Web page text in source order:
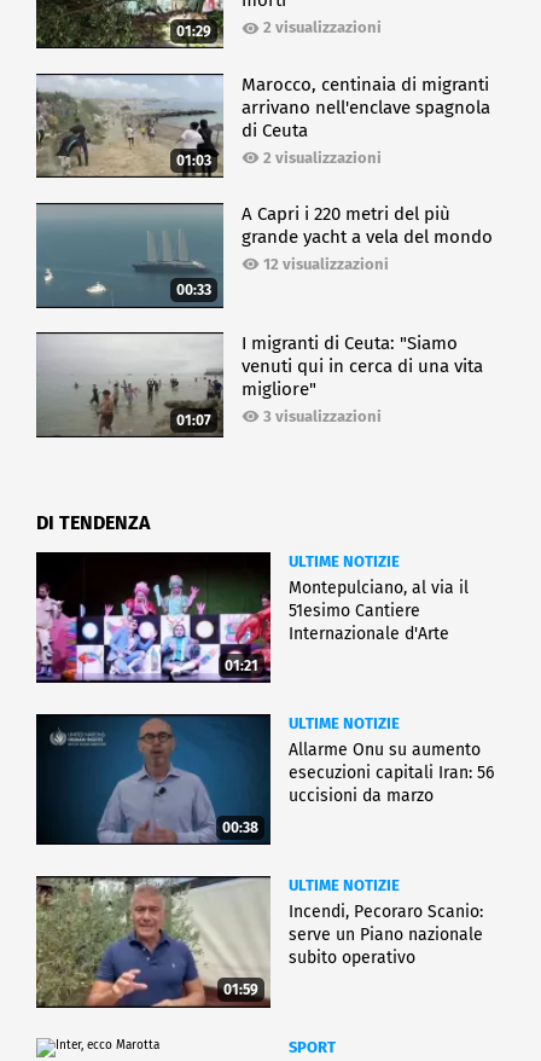
01:29 2 visualizzazioni
01:03
Marocco, centinaia di migranti
arrivano nell'enclave spagnola
di Ceuta
2 visualizzazioni
00:33
A Capri i 220 metri del più
grande yacht a vela del mondo
12 visualizzazioni
01:07
I migranti di Ceuta: "Siamo
venuti qui in cerca di una vita
migliore"
3 visualizzazioni
DI TENDENZA
01:21
ULTIME NOTIZIE
Montepulciano, al via il
51esimo Cantiere
Internazionale d'Arte
00:38
ULTIME NOTIZIE
Allarme Onu su aumento
esecuzioni capitali Iran: 56
uccisioni da marzo
01:59
ULTIME NOTIZIE
Incendi, Pecoraro Scanio:
serve un Piano nazionale
subito operativo
SPORT